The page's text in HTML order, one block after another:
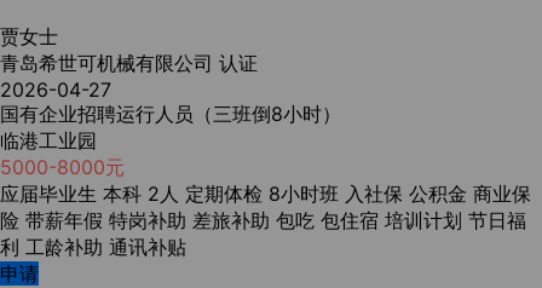
贾女士
青岛希世可机械有限公司 认证
2026-04-27
国有企业招聘运行人员（三班倒8小时）
临港工业园
5000-8000元
应届毕业生 本科 2人 定期体检 8小时班 入社保 公积金 商业保
险 带薪年假 特岗补助 差旅补助 包吃 包住宿 培训计划 节日福
利 工龄补助 通讯补贴
申请